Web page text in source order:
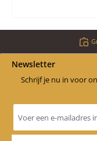
Newsletter
Schrijf je nu in voor
mailadres
*